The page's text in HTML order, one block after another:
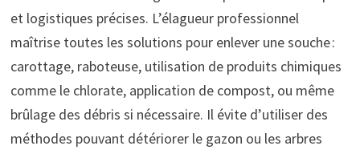
et logistiques précises. L’élagueur professionnel
maîtrise toutes les solutions pour enlever une souche :
carottage, raboteuse, utilisation de produits chimiques
comme le chlorate, application de compost, ou même
brûlage des débris si nécessaire. Il évite d’utiliser des
méthodes pouvant détériorer le gazon ou les arbres